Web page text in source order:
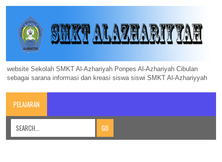
website Sekolah SMKT Al-Azhariyah Ponpes Al-Azhariyah Cibulan
sebagai sarana informasi dan kreasi siswa siswi SMKT Al-Azhariyyah
PELAJARAN